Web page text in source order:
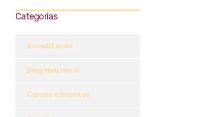
Categorias
Acreditação
Blog Meu Herói
Cursos e Eventos